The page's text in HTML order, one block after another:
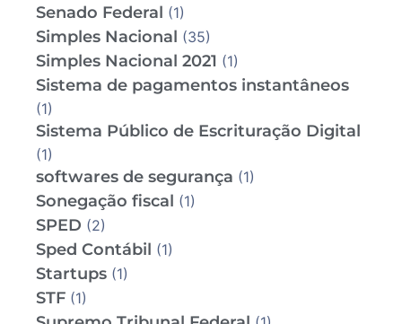
Senado Federal (1)
Simples Nacional (35)
Simples Nacional 2021 (1)
Sistema de pagamentos instantâneos
(1)
Sistema Público de Escrituração Digital
(1)
softwares de segurança (1)
Sonegação fiscal (1)
SPED (2)
Sped Contábil (1)
Startups (1)
STF (1)